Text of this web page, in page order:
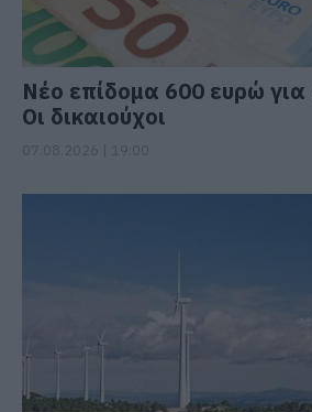
Νέο επίδομα 600 ευρώ
Οι δικαιούχοι